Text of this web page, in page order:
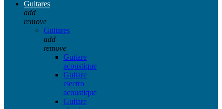
Guitares
add
remove
Guitares
add
remove
Guitare
acoustique
Guitare
electro
acoustique
Guitare